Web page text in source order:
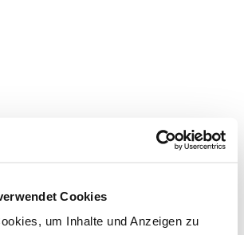
Cookies
um Inhalte und Anzeigen zu